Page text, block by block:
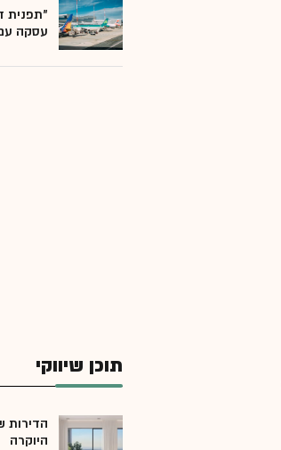
"תפנית
עסקה
תוכן שיווקי
הדירות
היוקרה